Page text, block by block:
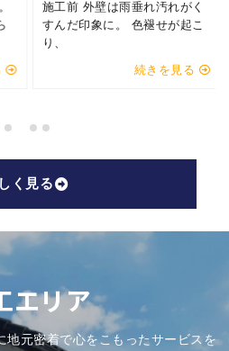
れていな
く見る
エリア
地元密着で心をこもったサービスを